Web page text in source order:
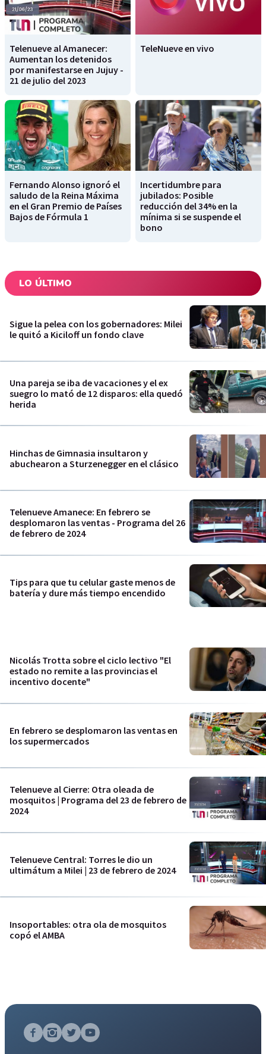
Telenueve al Amanecer:
Aumentan los detenidos
por manifestarse en Jujuy -
21 de julio del 2023
TeleNueve en vivo
Fernando Alonso ignoró el
saludo de la Reina Máxima
en el Gran Premio de Países
Bajos de Fórmula 1
Incertidumbre para
jubilados: Posible
reducción del 34% en la
mínima si se suspende el
bono
LO ÚLTIMO
Sigue la pelea con los gobernadores: Milei
le quitó a Kiciloff un fondo clave
Una pareja se iba de vacaciones y el ex
suegro lo mató de 12 disparos: ella quedó
herida
Hinchas de Gimnasia insultaron y
abuchearon a Sturzenegger en el clásico
Telenueve Amanece: En febrero se
desplomaron las ventas - Programa del 26
de febrero de 2024
Tips para que tu celular gaste menos de
batería y dure más tiempo encendido
Nicolás Trotta sobre el ciclo lectivo "El
estado no remite a las provincias el
incentivo docente"
En febrero se desplomaron las ventas en
los supermercados
Telenueve al Cierre: Otra oleada de
mosquitos | Programa del 23 de febrero de
2024
Telenueve Central: Torres le dio un
ultimátum a Milei | 23 de febrero de 2024
Insoportables: otra ola de mosquitos
copó el AMBA